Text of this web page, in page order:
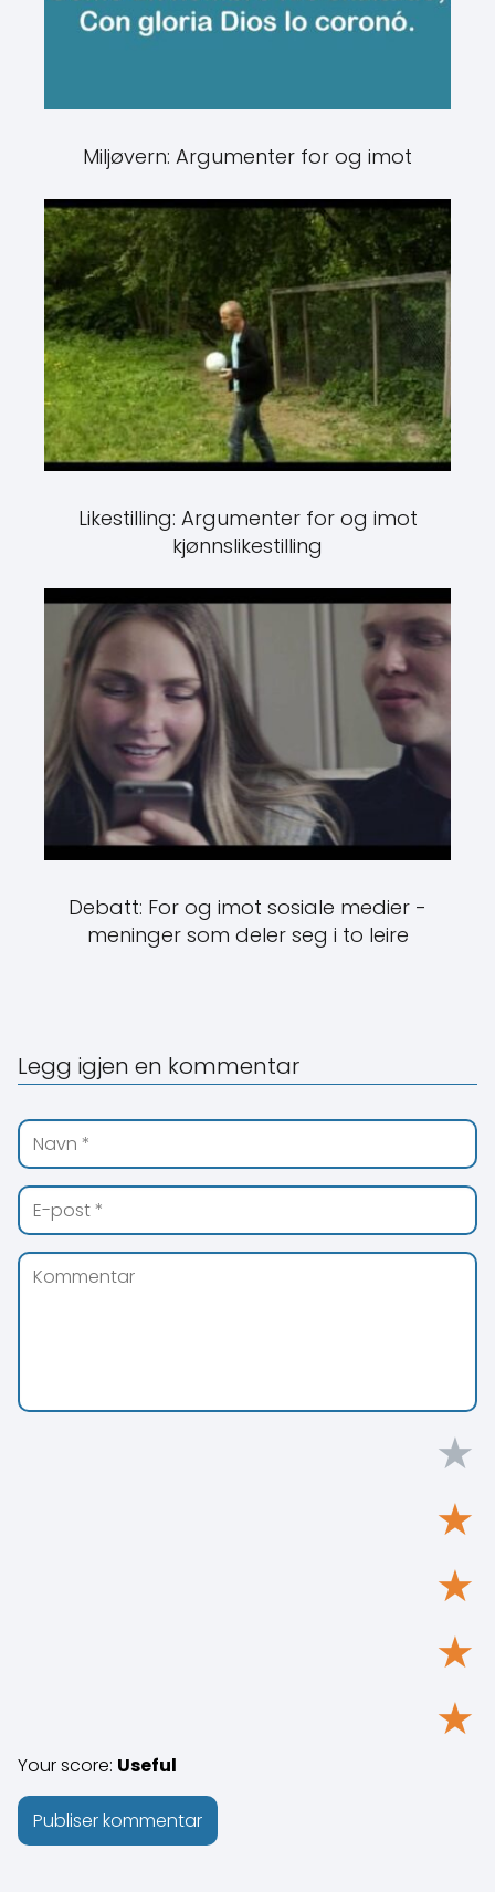
Miljøvern: Argumenter for og imot
Likestilling: Argumenter for og imot
kjønnslikestilling
Debatt: For og imot sosiale medier -
meninger som deler seg i to leire
Legg igjen en kommentar
★
★
★
★
★
Your score: Useful